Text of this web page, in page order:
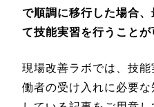
で順調に移行した場合
て技能実習を行うことが
現場改善ラボでは、技
働者の受け入れに必要